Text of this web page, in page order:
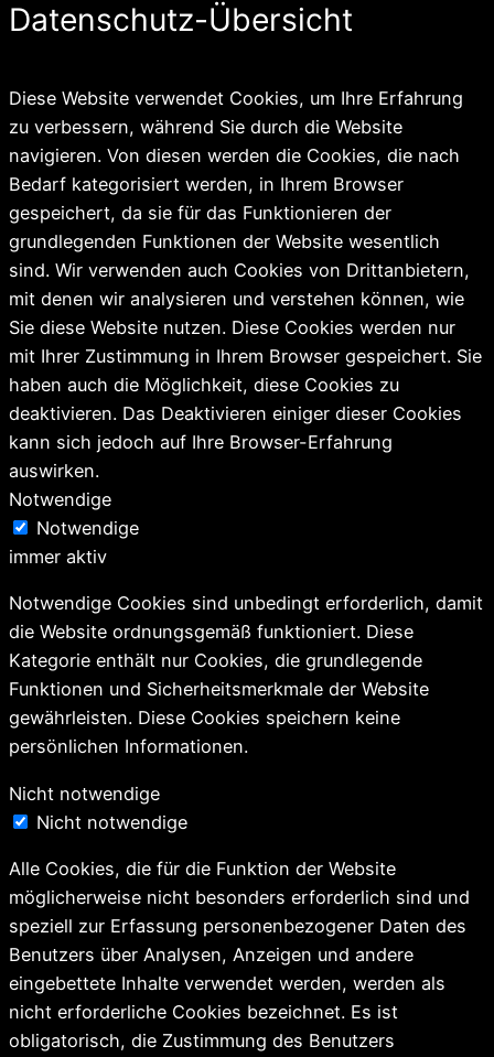
Datenschutz-Übersicht
Diese Website verwendet Cookies, um Ihre Erfahrung
zu verbessern, während Sie durch die Website
navigieren. Von diesen werden die Cookies, die nach
Bedarf kategorisiert werden, in Ihrem Browser
gespeichert, da sie für das Funktionieren der
grundlegenden Funktionen der Website wesentlich
sind. Wir verwenden auch Cookies von Drittanbietern,
mit denen wir analysieren und verstehen können, wie
Sie diese Website nutzen. Diese Cookies werden nur
mit Ihrer Zustimmung in Ihrem Browser gespeichert. Sie
haben auch die Möglichkeit, diese Cookies zu
deaktivieren. Das Deaktivieren einiger dieser Cookies
kann sich jedoch auf Ihre Browser-Erfahrung
auswirken.
Notwendige
Notwendige
immer aktiv
Notwendige Cookies sind unbedingt erforderlich, damit
die Website ordnungsgemäß funktioniert. Diese
Kategorie enthält nur Cookies, die grundlegende
Funktionen und Sicherheitsmerkmale der Website
gewährleisten. Diese Cookies speichern keine
persönlichen Informationen.
Nicht notwendige
Nicht notwendige
Alle Cookies, die für die Funktion der Website
möglicherweise nicht besonders erforderlich sind und
speziell zur Erfassung personenbezogener Daten des
Benutzers über Analysen, Anzeigen und andere
eingebettete Inhalte verwendet werden, werden als
nicht erforderliche Cookies bezeichnet. Es ist
obligatorisch, die Zustimmung des Benutzers